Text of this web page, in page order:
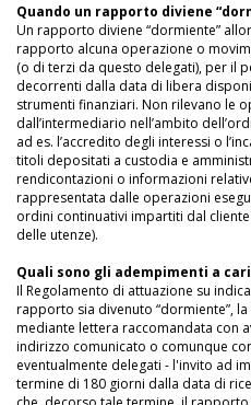
Quando un rapporto diviene
Un rapporto diviene “dormiente”
rapporto alcuna operazione o
(o di terzi da questo delegati), per il
decorrenti dalla data di libera
strumenti finanziari. Non rilevano le
dall’intermediario nell’ambito
ad es. l’accredito degli interessi o
titoli depositati a custodia e
rendicontazioni o informazioni
rappresentata dalle operazioni
ordini continuativi impartiti dal
delle utenze).
Quali sono gli adempimenti a
Il Regolamento di attuazione su
rapporto sia divenuto “dormiente”,
mediante lettera raccomandata con
indirizzo comunicato o comunque
eventualmente delegati - l'invito ad
termine di 180 giorni dalla data di